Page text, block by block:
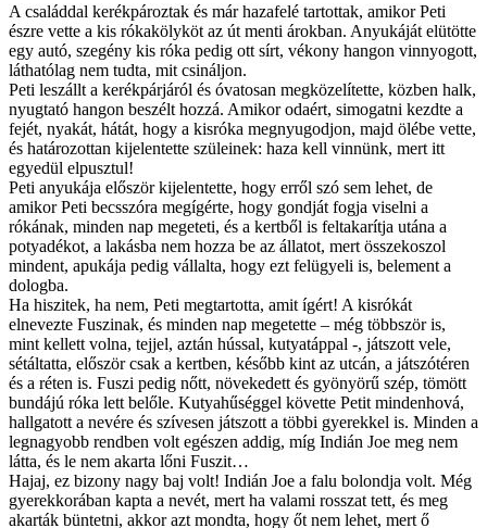
A családdal kerékpároztak és már hazafelé tartottak, amikor Peti
észre vette a kis rókakölyköt az út menti árokban. Anyukáját elütötte
egy autó, szegény kis róka pedig ott sírt, vékony hangon vinnyogott,
láthatólag nem tudta, mit csináljon.
Peti leszállt a kerékpárjáról és óvatosan megközelítette, közben halk,
nyugtató hangon beszélt hozzá. Amikor odaért, simogatni kezdte a
fejét, nyakát, hátát, hogy a kisróka megnyugodjon, majd ölébe vette,
és határozottan kijelentette szüleinek: haza kell vinnünk, mert itt
egyedül elpusztul!
Peti anyukája először kijelentette, hogy erről szó sem lehet, de
amikor Peti becsszóra megígérte, hogy gondját fogja viselni a
rókának, minden nap megeteti, és a kertből is feltakarítja utána a
potyadékot, a lakásba nem hozza be az állatot, mert összekoszol
mindent, apukája pedig vállalta, hogy ezt felügyeli is, belement a
dologba.
Ha hiszitek, ha nem, Peti megtartotta, amit ígért! A kisrókát
elnevezte Fuszinak, és minden nap megetette – még többször is,
mint kellett volna, tejjel, aztán hússal, kutyatáppal -, játszott vele,
sétáltatta, először csak a kertben, később kint az utcán, a játszótéren
és a réten is. Fuszi pedig nőtt, növekedett és gyönyörű szép, tömött
bundájú róka lett belőle. Kutyahűséggel követte Petit mindenhová,
hallgatott a nevére és szívesen játszott a többi gyerekkel is. Minden a
legnagyobb rendben volt egészen addig, míg Indián Joe meg nem
látta, és le nem akarta lőni Fuszit…
Hajaj, ez bizony nagy baj volt! Indián Joe a falu bolondja volt. Még
gyerekkorában kapta a nevét, mert ha valami rosszat tett, és meg
akarták büntetni, akkor azt mondta, hogy őt nem lehet, mert ő